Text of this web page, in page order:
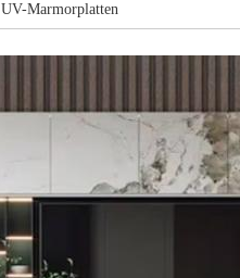
UV-Marmorplatten